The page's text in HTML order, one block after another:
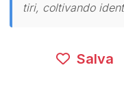
tiri, coltivando
Salva